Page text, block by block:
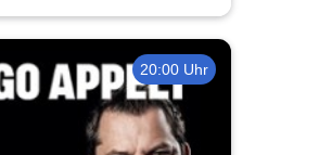
20:00 Uhr